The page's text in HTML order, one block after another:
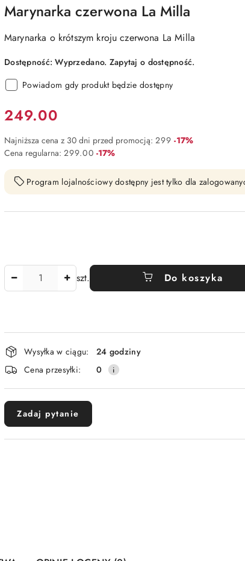
Marynarka czerwona La Milla
Marynarka o krótszym kroju czerwona La Milla
Dostępność:Wyprzedano. Zapytaj o dostępność.
Powiadom gdy produkt będzie dostępny
Cena:
249.00
Najniższa cena z 30 dni przed promocją: 299 Rabat:
-17%
Cena regularna: 299.00 Rabat:
-17%
Program lojalnościowy dostępny jest tylko dla
szt. Do koszyka
Dostępność
i
dostawa
Wysyłka w ciągu:
24 godziny
Cena przesyłki:
0
Zadaj pytanie